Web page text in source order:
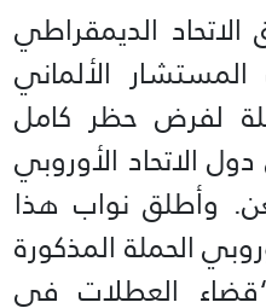
الديمقراطي
الألماني
لفرض حظر كامل
الاتحاد الأوروبي
وأطلق نواب هذا
الحملة المذكورة
العطلات في